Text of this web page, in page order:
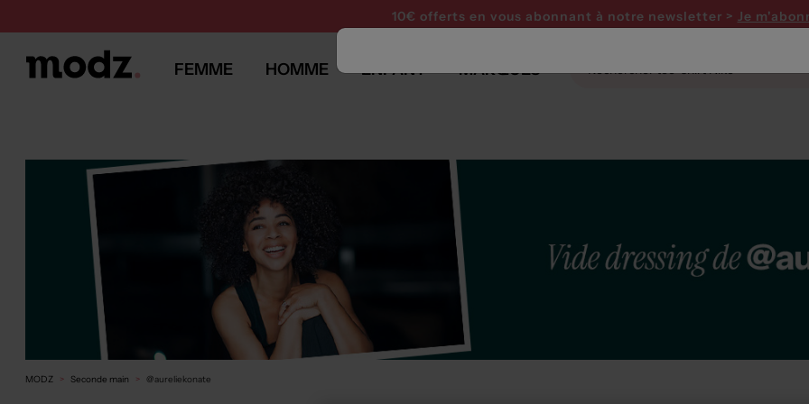
10€ offerts en vous abonnant à notre newsletter > Je
FEMME HOMME ENFANT MARQUES
MODZ Seconde main @aureliekonate